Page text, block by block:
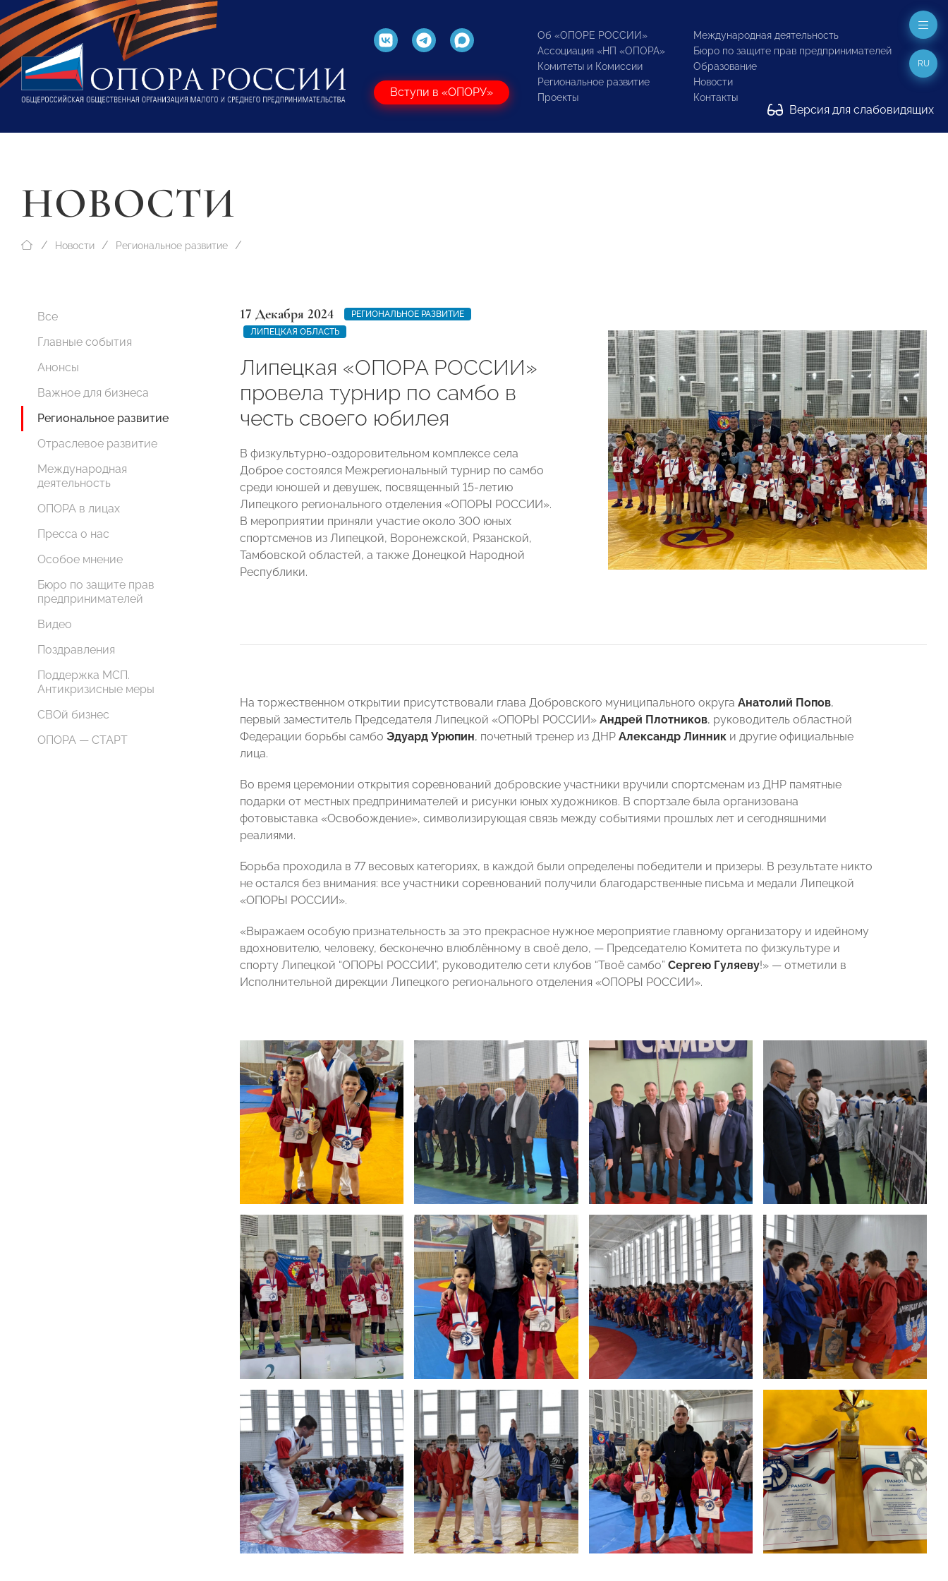
Вступи в «ОПОРУ»
Об «ОПОРЕ РОССИИ»
Ассоциация «НП «ОПОРА»
Комитеты и Комиссии
Региональное развитие
Проекты
Международная деятельность
Бюро по защите прав предпринимателей
Образование
Новости
Контакты
Версия для слабовидящих
RU
НОВОСТИ
Новости Региональное развитие
Все
Главные события
Анонсы
Важное для бизнеса
Региональное развитие
Отраслевое развитие
Международная
деятельность
ОПОРА в лицах
Пресса о нас
Особое мнение
Бюро по защите прав
предпринимателей
Видео
Поздравления
Поддержка МСП.
Антикризисные меры
СВОй бизнес
ОПОРА — СТАРТ
17 Декабря 2024
РЕГИОНАЛЬНОЕ РАЗВИТИЕ
ЛИПЕЦКАЯ ОБЛАСТЬ
Липецкая «ОПОРА РОССИИ»
провела турнир по самбо в
честь своего юбилея
В физкультурно-оздоровительном комплексе села
Доброе состоялся Межрегиональный турнир по самбо
среди юношей и девушек, посвященный 15-летию
Липецкого регионального отделения «ОПОРЫ РОССИИ».
В мероприятии приняли участие около 300 юных
спортсменов из Липецкой, Воронежской, Рязанской,
Тамбовской областей, а также Донецкой Народной
Республики.
На торжественном открытии присутствовали глава Добровского муниципального округа Анатолий Попов,
первый заместитель Председателя Липецкой «ОПОРЫ РОССИИ» Андрей Плотников, руководитель областной
Федерации борьбы самбо Эдуард Урюпин, почетный тренер из ДНР Александр Линник и другие официальные
лица.
Во время церемонии открытия соревнований добровские участники вручили спортсменам из ДНР памятные
подарки от местных предпринимателей и рисунки юных художников. В спортзале была организована
фотовыставка «Освобождение», символизирующая связь между событиями прошлых лет и сегодняшними
реалиями.
Борьба проходила в 77 весовых категориях, в каждой были определены победители и призеры. В результате никто
не остался без внимания: все участники соревнований получили благодарственные письма и медали Липецкой
«ОПОРЫ РОССИИ».
«Выражаем особую признательность за это прекрасное нужное мероприятие главному организатору и идейному
вдохновителю, человеку, бесконечно влюблённому в своё дело, — Председателю Комитета по физкультуре и
спорту Липецкой “ОПОРЫ РОССИИ”, руководителю сети клубов “Твоё самбо” Сергею Гуляеву!» — отметили в
Исполнительной дирекции Липецкого регионального отделения «ОПОРЫ РОССИИ».